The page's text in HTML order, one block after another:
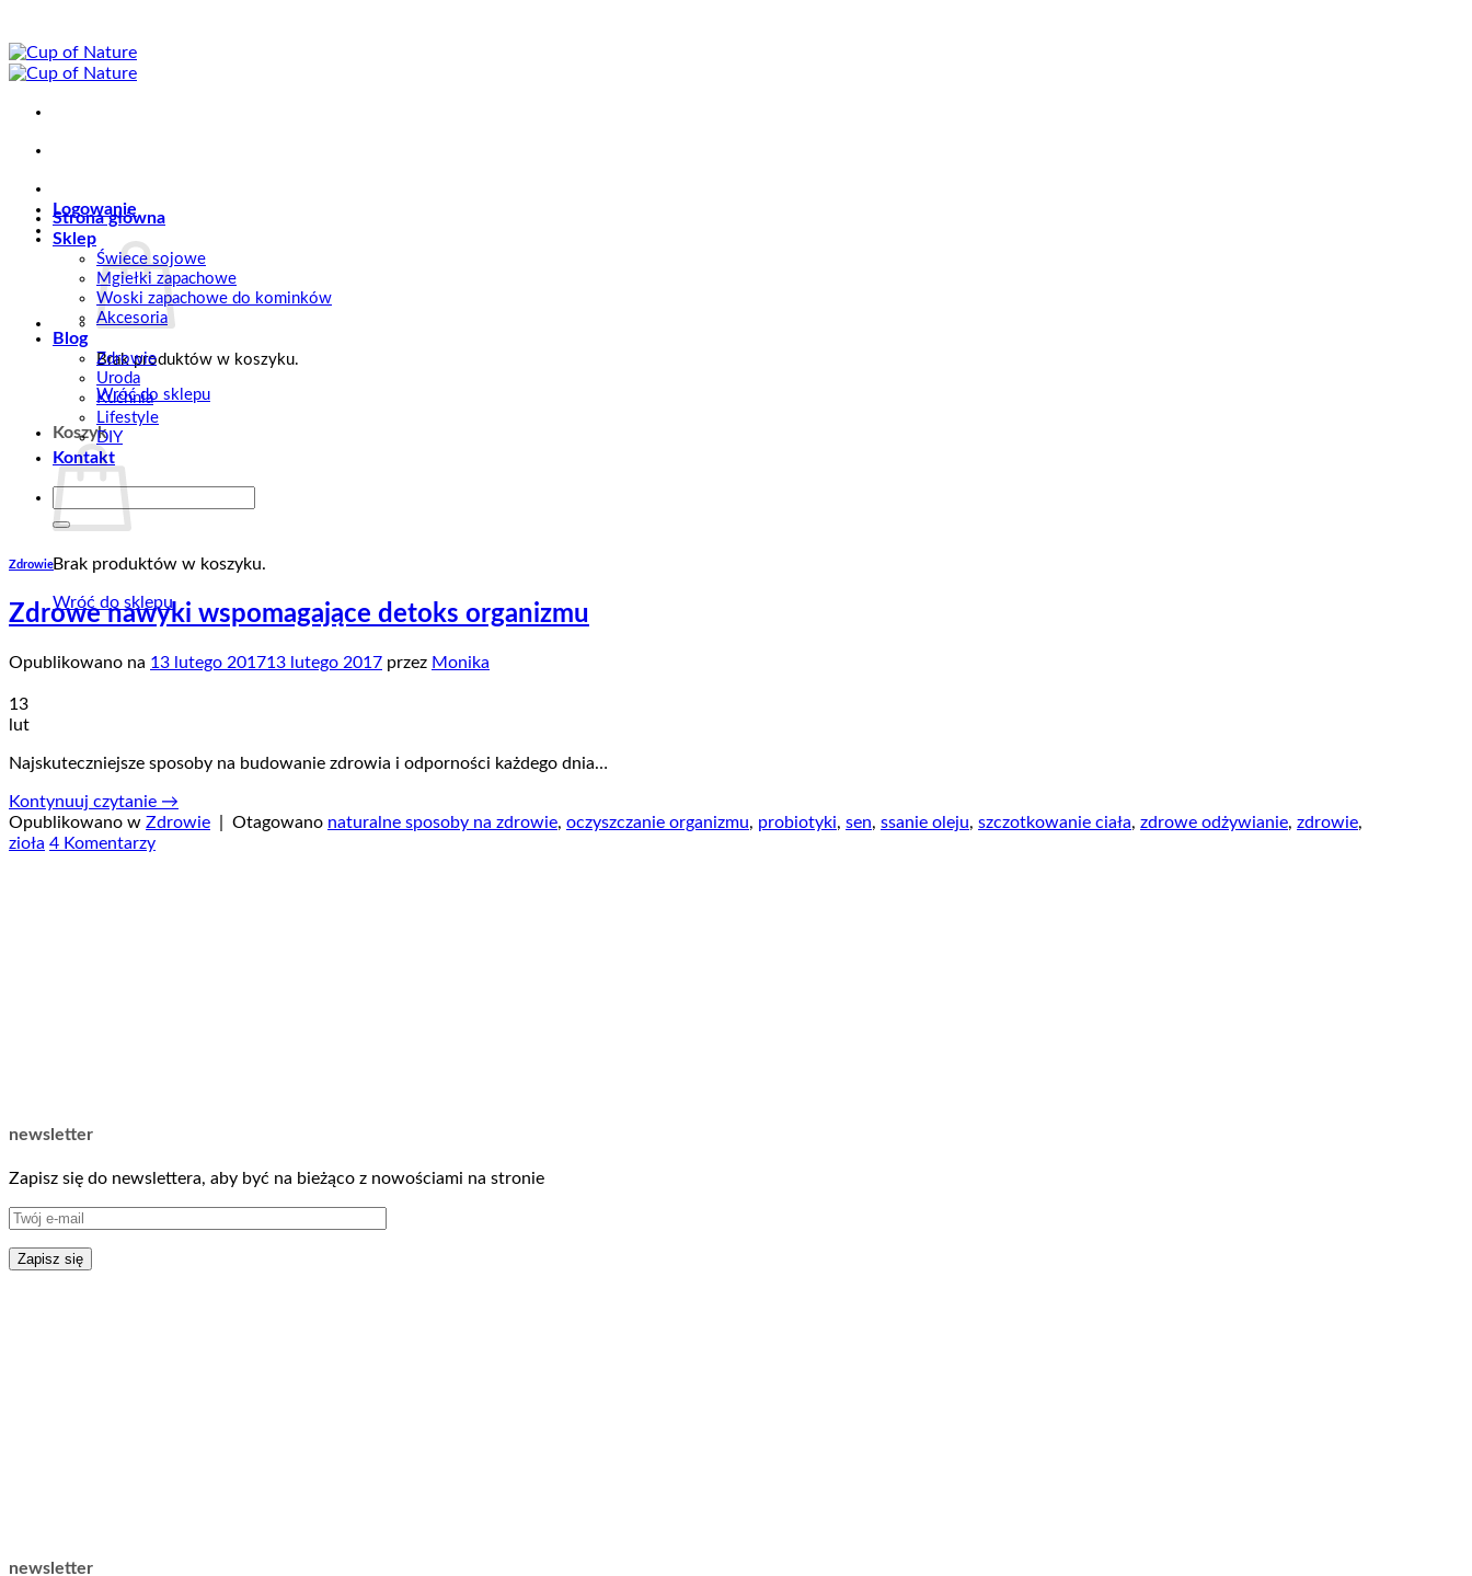
do
zawartości
Logowanie
Brak produktów w koszyku.
Wróć do sklepu
Koszyk
Brak produktów w koszyku.
Wróć do sklepu
Strona główna
Sklep
Świece sojowe
Mgiełki zapachowe
Woski zapachowe do kominków
Akcesoria
Blog
Zdrowie
Uroda
Kuchnia
Lifestyle
DIY
Kontakt
Szukaj:
Zdrowie
Zdrowe nawyki wspomagające detoks organizmu
Opublikowano na 13 lutego 201713 lutego 2017 przez Monika
13
lut
Najskuteczniejsze sposoby na budowanie zdrowia i odporności każdego dnia…
Kontynuuj czytanie →
Opublikowano w Zdrowie Otagowano naturalne sposoby na zdrowie, oczyszczanie organizmu, probiotyki, sen, ssanie oleju, szczotkowanie ciała, zdrowe odżywianie, zdrowie,
zioła 4 Komentarzy
newsletter
Zapisz się do newslettera, aby być na bieżąco z nowościami na stronie
newsletter